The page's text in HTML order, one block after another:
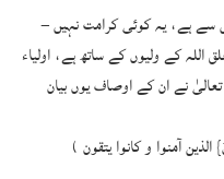
سے ہے، یہ کوئی کرامت نہیں –
اللہ کے ولیوں کے ساتھ ہے، اولیاء
تعالیٰ نے ان کے اوصاف یوں بیان
الذين آمنوا و كانوا يتقون )